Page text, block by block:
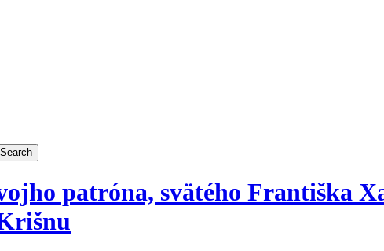
patróna, svätého Františka